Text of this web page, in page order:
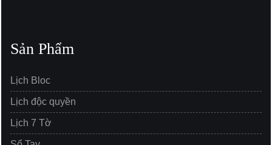
Sản Phẩm
Lịch Bloc
Lịch độc quyền
Lịch 7 Tờ